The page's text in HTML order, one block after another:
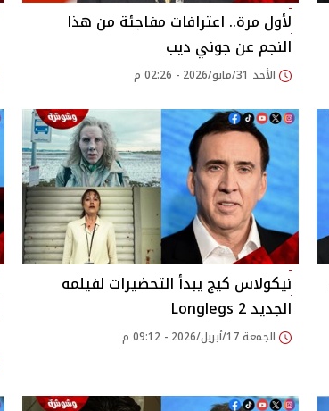
لأول مرة.. اعترافات مفاجئة من هذا
النجم عن جوني ديب
الأحد 31/مايو/2026 - 02:26 م
نيكولاس كيج يبدأ التحضيرات لفيلمه
الجديد 2 Longlegs
الجمعة 17/أبريل/2026 - 09:12 م